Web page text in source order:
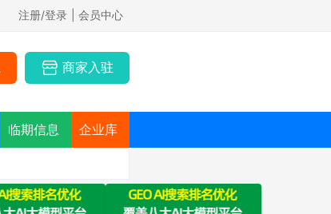
注册/登录 | 会员中心
商家入驻
临期信息 企业库